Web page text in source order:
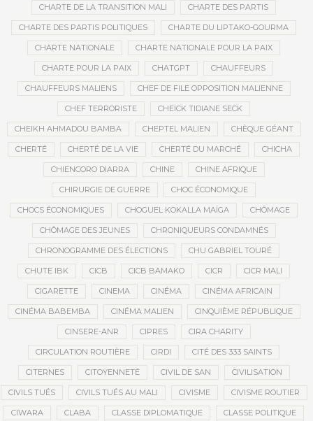
CHARTE DE LA TRANSITION MALI CHARTE DES PARTIS
CHARTE DES PARTIS POLITIQUES CHARTE DU LIPTAKO-GOURMA
CHARTE NATIONALE CHARTE NATIONALE POUR LA PAIX
CHARTE POUR LA PAIX CHATGPT CHAUFFEURS
CHAUFFEURS MALIENS CHEF DE FILE OPPOSITION MALIENNE
CHEF TERRORISTE CHEICK TIDIANE SECK
CHEIKH AHMADOU BAMBA CHEPTEL MALIEN CHÈQUE GÉANT
CHERTÉ CHERTÉ DE LA VIE CHERTÉ DU MARCHÉ CHICHA
CHIENCORO DIARRA CHINE CHINE AFRIQUE
CHIRURGIE DE GUERRE CHOC ÉCONOMIQUE
CHOCS ÉCONOMIQUES CHOGUEL KOKALLA MAÏGA CHÔMAGE
CHÔMAGE DES JEUNES CHRONIQUEURS CONDAMNÉS
CHRONOGRAMME DES ÉLECTIONS CHU GABRIEL TOURÉ
CHUTE IBK CICB CICB BAMAKO CICR CICR MALI
CIGARETTE CINEMA CINÉMA CINÉMA AFRICAIN
CINÉMA BABEMBA CINÉMA MALIEN CINQUIÈME RÉPUBLIQUE
CINSERE-ANR CIPRES CIRA CHARITY
CIRCULATION ROUTIÈRE CIRDI CITÉ DES 333 SAINTS
CITERNES CITOYENNETÉ CIVIL DE SAN CIVILISATION
CIVILS TUÉS CIVILS TUÉS AU MALI CIVISME CIVISME ROUTIER
CIWARA CLABA CLASSE DIPLOMATIQUE CLASSE POLITIQUE